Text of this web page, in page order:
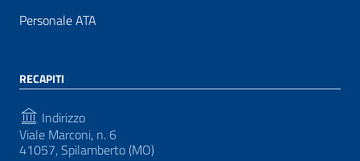
Personale ATA
RECAPITI
Indirizzo
Viale Marconi, n. 6
41057, Spilamberto (MO)